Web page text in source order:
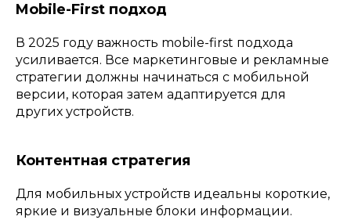
Mobile-First подход
В 2025 году важность mobile-first подхода
усиливается. Все маркетинговые и рекламные
стратегии должны начинаться с мобильной
версии, которая затем адаптируется для
других устройств.
Контентная стратегия
Для мобильных устройств идеальны короткие,
яркие и визуальные блоки информации.